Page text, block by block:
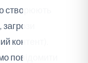
створюють
контент).
повідомити